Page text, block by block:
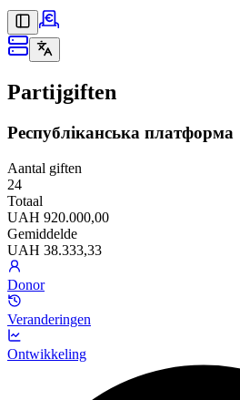
Partijgiften
Республіканська платформа
Aantal giften
24
Totaal
UAH 920.000,00
Gemiddelde
UAH 38.333,33
Donor
Veranderingen
Ontwikkeling